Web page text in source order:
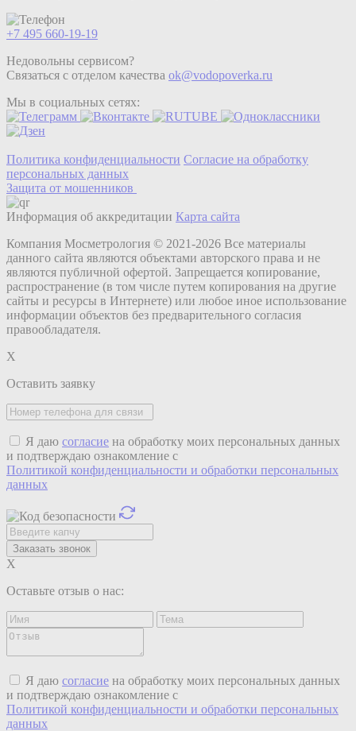
+7 495 660-19-19
Недовольны сервисом?
Связаться с отделом качества ok@vodopoverka.ru
Мы в социальных сетях:
Политика конфиденциальности Согласие на обработку
персональных данных
Защита от мошенников
Информация об аккредитации Карта сайта
Компания Мосметрология © 2021-2026 Все материалы
данного сайта являются объектами авторского права и не
являются публичной офертой. Запрещается копирование,
распространение (в том числе путем копирования на другие
сайты и ресурсы в Интернете) или любое иное использование
информации объектов без предварительного согласия
правообладателя.
X
Оставить заявку
Я даю согласие на обработку моих персональных данных
и подтверждаю ознакомление с
Политикой конфиденциальности и обработки персональных
данных
X
Оставьте отзыв о нас:
Я даю согласие на обработку моих персональных данных
и подтверждаю ознакомление с
Политикой конфиденциальности и обработки персональных
данных